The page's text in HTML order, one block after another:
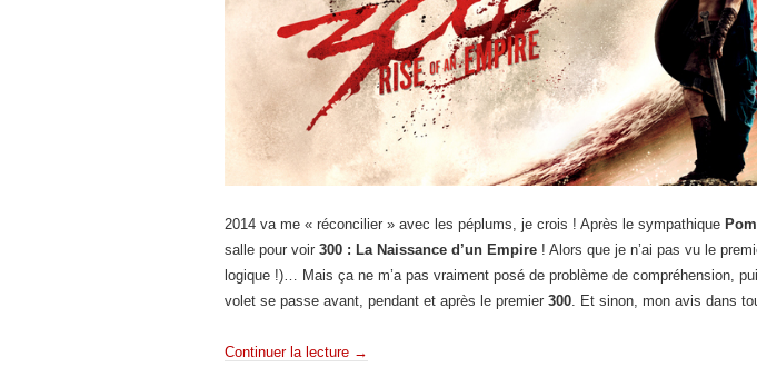
2014 va me « réconcilier » avec les péplums, je crois ! Après le sympathique
salle pour voir 300 : La Naissance d’un Empire ! Alors que je n’ai pas vu le
logique !)… Mais ça ne m’a pas vraiment posé de problème de compréhension,
volet se passe avant, pendant et après le premier 300 . Et sinon, mon avis dans
Continuer la lecture →